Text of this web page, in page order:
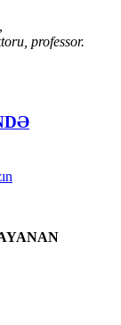
professor.